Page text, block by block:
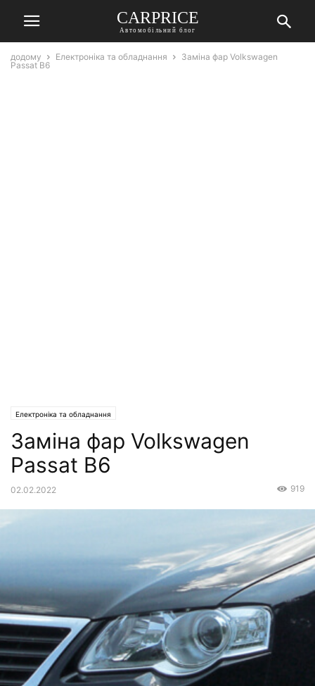
СARPRICE
Автомобільний блог
додому Електроніка та обладнання
Заміна фар Volkswagen
Passat B6
Електроніка та обладнання
Заміна фар Volkswagen
Passat B6
02.02.2022 919